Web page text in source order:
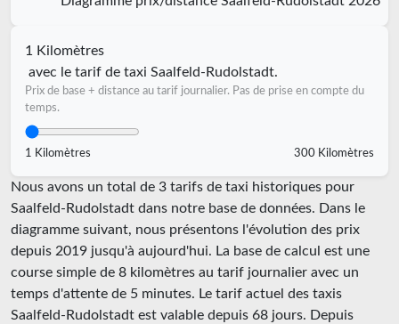
1 Kilomètres
avec le tarif de taxi Saalfeld-Rudolstadt.
Prix de base + distance au tarif journalier. Pas de prise en compte du
temps.
1 Kilomètres 300 Kilomètres
Nous avons un total de 3 tarifs de taxi historiques pour
Saalfeld-Rudolstadt dans notre base de données. Dans le
diagramme suivant, nous présentons l'évolution des prix
depuis 2019 jusqu'à aujourd'hui. La base de calcul est une
course simple de 8 kilomètres au tarif journalier avec un
temps d'attente de 5 minutes. Le tarif actuel des taxis
Saalfeld-Rudolstadt est valable depuis 68 jours. Depuis